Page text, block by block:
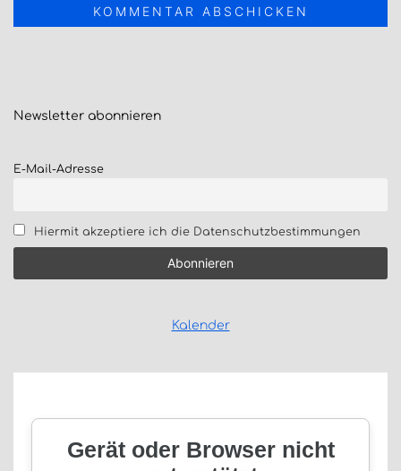
Newsletter abonnieren
E-Mail-Adresse
Hiermit akzeptiere ich die Datenschutzbestimmungen
Kalender